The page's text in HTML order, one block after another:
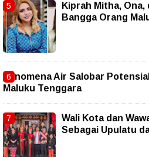
Kiprah Mitha,
Bangga Orang
Fenomena Air Salobar
Maluku Tenggara
Wali Kota dan
Sebagai Upulatu